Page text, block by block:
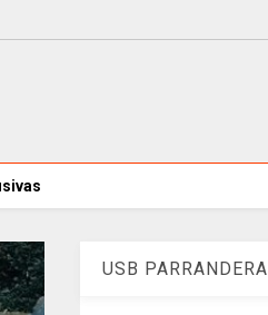
USB PARRANDERA